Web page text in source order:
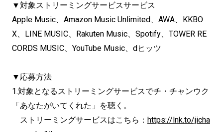
▼対象ストリーミングサービスサービス
Apple Music、Amazon Music Unlimited、AWA、KKBO
X、LINE MUSIC、Rakuten Music、Spotify、TOWER RE
CORDS MUSIC、YouTube Music、dヒッツ
▼応募方法
1.対象となるストリーミングサービスでチ・チャンウク
「あなたがいてくれた」を聴く。
ストリーミングサービスはこちら： https://lnk.to/jicha